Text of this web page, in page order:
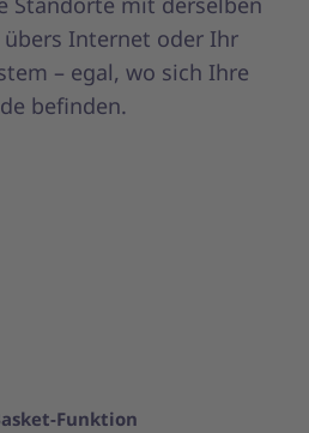
Internet oder Ihr
– egal, wo sich Ihre
befinden.
Funktion